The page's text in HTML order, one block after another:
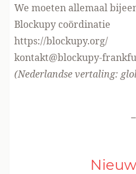
We moeten allemaal
Blockupy coördinatie
https://blockupy.org/
kontakt@blockupy-
(Nederlandse vertaling:
-